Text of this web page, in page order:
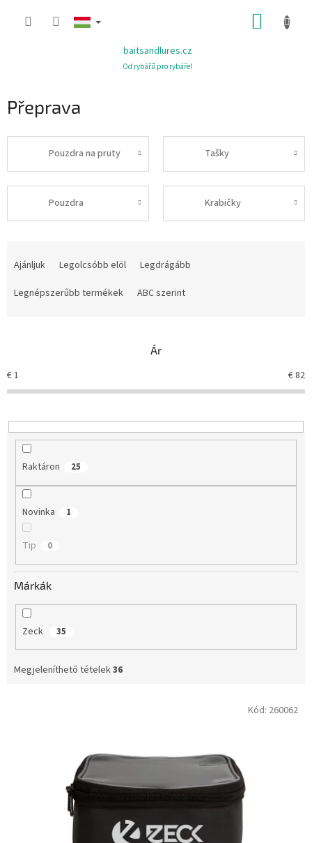
baitsandlures.cz
Od rybářů pro rybáře!
KOSÁR
Přeprava
Pouzdra na pruty Tašky
Pouzdra Krabičky
m
r
e
d
e
Ajánljuk Legolcsóbb elöl
Legdrágább
Legnépszerűbb termékek
ABC szerint
Ár
€1 €82
Raktáron 25
Novinka 1
Tip 0
Márkák
Zeck 35
Megjeleníthető tételek36
Kód: 260062